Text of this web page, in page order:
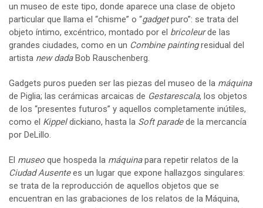
un museo de este tipo, donde aparece una clase de objeto
particular que llama el “chisme” o “gadgetpuro”: se trata del
objeto íntimo, excéntrico, montado por el bricoleurde las
grandes ciudades, como en un Combine paintingresidual del
artista new dadaBob Rauschenberg.
Gadgets puros pueden ser las piezas del museo de la máquina
de Piglia; las cerámicas arcaicas de Gestarescala, los objetos
de los “presentes futuros” y aquellos completamente inútiles,
como el Kippeldickiano, hasta la Soft paradede la mercancía
por DeLillo.
El museo que hospeda la máquinapara repetir relatos de la
Ciudad Ausentees un lugar que expone hallazgos singulares:
se trata de la reproducción de aquellos objetos que se
encuentran en las grabaciones de los relatos de la Máquina,